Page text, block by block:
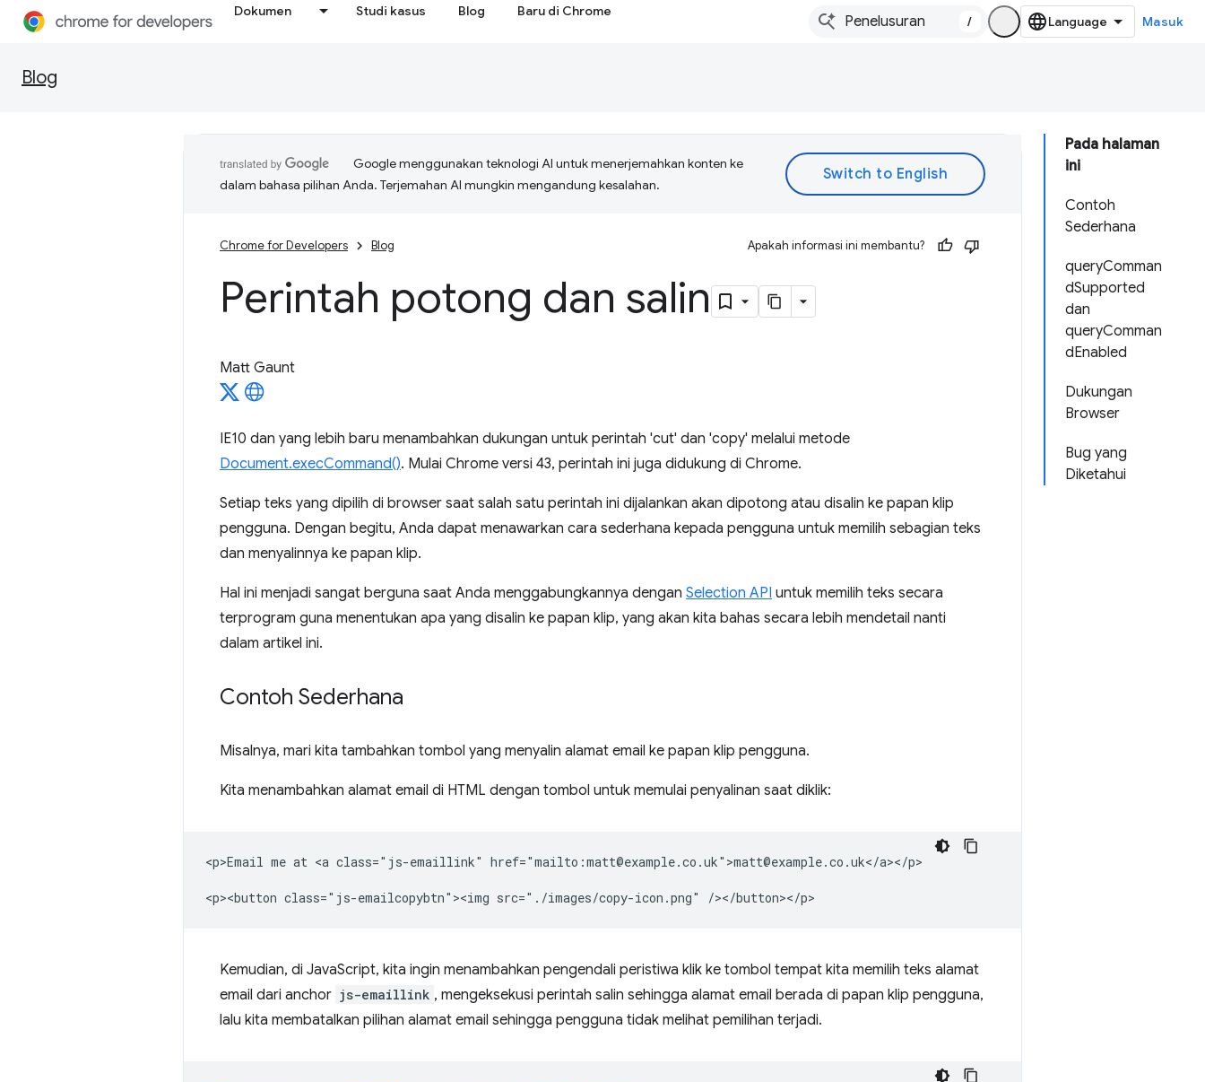
Dokumen Studi kasus Blog Baru di Chrome
/ Masuk
Blog
Pada halaman
ini
Contoh
Sederhana
queryComman
dSupported
dan
queryComman
dEnabled
Dukungan
Browser
Bug yang
Diketahui
Google menggunakan teknologi AI untuk menerjemahkan konten ke
dalam bahasa pilihan Anda. Terjemahan AI mungkin mengandung kesalahan.
Chrome for Developers Blog Apakah informasi ini membantu?
Perintah potong dan salin
Matt Gaunt
IE10 dan yang lebih baru menambahkan dukungan untuk perintah 'cut' dan 'copy' melalui metode
Document.execCommand(). Mulai Chrome versi 43, perintah ini juga didukung di Chrome.
Setiap teks yang dipilih di browser saat salah satu perintah ini dijalankan akan dipotong atau disalin ke papan klip
pengguna. Dengan begitu, Anda dapat menawarkan cara sederhana kepada pengguna untuk memilih sebagian teks
dan menyalinnya ke papan klip.
Hal ini menjadi sangat berguna saat Anda menggabungkannya dengan Selection API untuk memilih teks secara
terprogram guna menentukan apa yang disalin ke papan klip, yang akan kita bahas secara lebih mendetail nanti
dalam artikel ini.
Contoh Sederhana
Misalnya, mari kita tambahkan tombol yang menyalin alamat email ke papan klip pengguna.
Kita menambahkan alamat email di HTML dengan tombol untuk memulai penyalinan saat diklik:
<p>Email me at <a class="js-emaillink" href="mailto:matt@example.co.uk">matt@example.co.uk</a></p>
Kemudian, di JavaScript, kita ingin menambahkan pengendali peristiwa klik ke tombol tempat kita memilih teks alamat
email dari anchor js-emaillink , mengeksekusi perintah salin sehingga alamat email berada di papan klip pengguna,
lalu kita membatalkan pilihan alamat email sehingga pengguna tidak melihat pemilihan terjadi.